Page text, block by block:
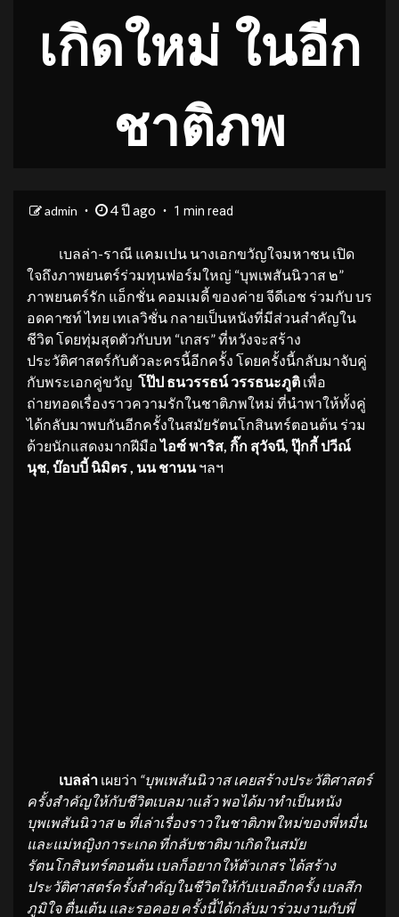
เกิดใหม่ ในอีก
ชาติภพ
admin 4 ปี ago 1 min read
เบลล่า-ราณี แคมเปน นางเอกขวัญใจมหาชน เปิด
ใจถึงภาพยนตร์ร่วมทุนฟอร์มใหญ่ “บุพเพสันนิวาส ๒”
ภาพยนตร์รัก แอ็กชั่น คอมเมดี้ ของค่าย จีดีเอช ร่วมกับ บร
อดคาซท์ ไทย เทเลวิชั่น กลายเป็นหนังที่มีส่วนสำคัญใน
ชีวิต โดยทุ่มสุดตัวกับบท “เกสร” ที่หวังจะสร้าง
ประวัติศาสตร์กับตัวละครนี้อีกครั้ง โดยครั้งนี้กลับมาจับคู่
กับพระเอกคู่ขวัญ โป๊ป ธนวรรธน์ วรรธนะภูติ เพื่อ
ถ่ายทอดเรื่องราวความรักในชาติภพใหม่ ที่นำพาให้ทั้งคู่
ได้กลับมาพบกันอีกครั้งในสมัยรัตนโกสินทร์ตอนต้น ร่วม
ด้วยนักแสดงมากฝีมือไอซ์ พาริส, กิ๊ก สุวัจนี, ปุ๊กกี้ ปวีณ์
นุช, บ๊อบบี้ นิมิตร , นน ชานนฯลฯ
เบลล่า เผยว่า “บุพเพสันนิวาสเคยสร้างประวัติศาสตร์
ครั้งสำคัญให้กับชีวิตเบลมาแล้ว พอได้มาทำเป็นหนัง
บุพเพสันนิวาส ๒ ที่เล่าเรื่องราวในชาติภพใหม่ของพี่หมื่น
และแม่หญิงการะเกด ที่กลับชาติมาเกิดในสมัย
รัตนโกสินทร์ตอนต้น เบลก็อยากให้ตัวเกสร ได้สร้าง
ประวัติศาสตร์ครั้งสำคัญในชีวิตให้กับเบลอีกครั้ง เบลสึก
ภูมิใจ ตื่นเต้น และรอคอย ครั้งนี้ได้กลับมาร่วมงานกับพี่